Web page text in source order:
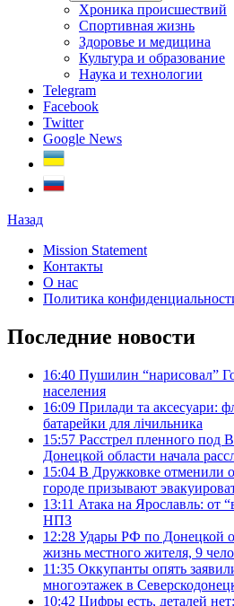
Хроника происшествий
Спортивная жизнь
Здоровье и медицина
Культура и образование
Наука и технологии
Telegram
Facebook
Twitter
Google News
Назад
Mission Statement
Контакты
О нас
Политика
Последние новости
16:40 Пушилин “нарисовал”
населения
16:09 Прилади та аксесуари:
батарейки для лічильника
15:57 Расстрел пленного под
Донецкой области начала
15:04 В Дружковке отменили
городе призывают
13:11 Атака на Ярославль: от
НПЗ
12:28 Удары РФ по Донецкой
жизнь местного жителя, 9
11:35 Оккупанты опять
многоэтажек в
10:42 Цифры есть, деталей